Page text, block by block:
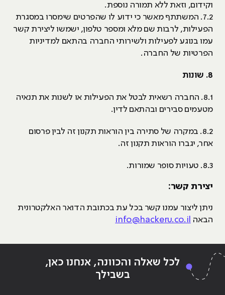
וקידום, וזאת ללא תמורה נוספת.
7.2. המשתתף מאשר כי ידוע לו שהפרטים שימסרו במסגרת
הפעילות, לרבות שם מלא ומספר טלפון, ישמשו ליצירת קשר
עמו בנוגע לפעילות ולשירותי החברה בהתאם למדיניות
הפרטיות של החברה.
8. שונות
8.1. החברה רשאית לבטל את הפעילות או לשנות את תנאיה
מטעמים סבירים ובהתאם לדין.
8.2. במקרה של סתירה בין הוראות תקנון זה לבין פרסום
אחר, יגברו הוראות תקנון זה.
8.3. טעויות סופר שמורות.
יצירת קשר:
ניתן ליצור עמנו קשר בכל עת בכתובת הדואר האלקטרונית
הבאה info@hackeru.co.il
לכל שאלה והכוונה, אנחנו כאן,
בשבילך